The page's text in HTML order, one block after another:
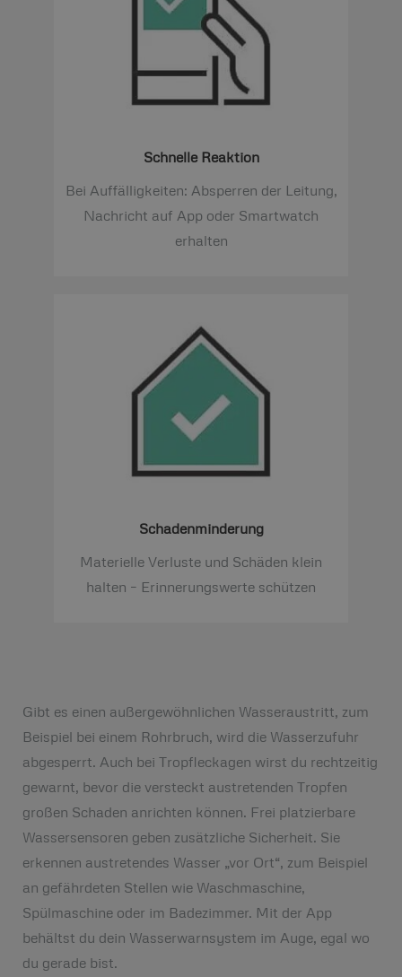
Schnelle Reaktion
Bei Auffälligkeiten: Absperren der Leitung,
Nachricht auf App oder Smartwatch
erhalten
Schadenminderung
Materielle Verluste und Schäden klein
halten – Erinnerungswerte schützen
Gibt es einen außergewöhnlichen Wasseraustritt, zum
Beispiel bei einem Rohrbruch, wird die Wasserzufuhr
abgesperrt. Auch bei Tropfleckagen wirst du rechtzeitig
gewarnt, bevor die versteckt austretenden Tropfen
großen Schaden anrichten können. Frei platzierbare
Wassersensoren geben zusätzliche Sicherheit. Sie
erkennen austretendes Wasser „vor Ort“, zum Beispiel
an gefährdeten Stellen wie Waschmaschine,
Spülmaschine oder im Badezimmer. Mit der App
behältst du dein Wasserwarnsystem im Auge, egal wo
du gerade bist.